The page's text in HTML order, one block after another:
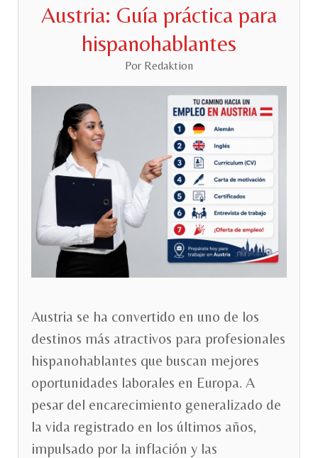
Austria: Guía práctica para
hispanohablantes
Por Redaktion
Austria se ha convertido en uno de los
destinos más atractivos para profesionales
hispanohablantes que buscan mejores
oportunidades laborales en Europa. A
pesar del encarecimiento generalizado de
la vida registrado en los últimos años,
impulsado por la inflación y las